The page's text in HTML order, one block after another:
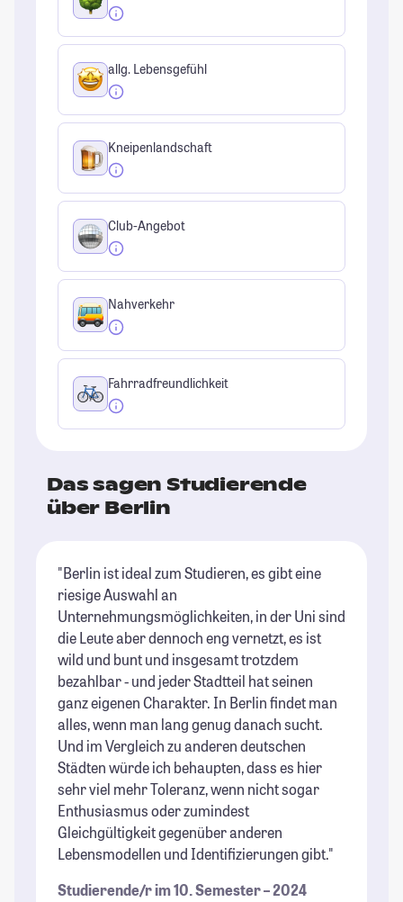
allg. Lebensgefühl
Kneipenlandschaft
Club-Angebot
Nahverkehr
Fahrradfreundlichkeit
Das sagen Studierende
über Berlin
"Berlin ist ideal zum Studieren, es gibt eine
riesige Auswahl an
Unternehmungsmöglichkeiten, in der Uni sind
die Leute aber dennoch eng vernetzt, es ist
wild und bunt und insgesamt trotzdem
bezahlbar - und jeder Stadtteil hat seinen
ganz eigenen Charakter. In Berlin findet man
alles, wenn man lang genug danach sucht.
Und im Vergleich zu anderen deutschen
Städten würde ich behaupten, dass es hier
sehr viel mehr Toleranz, wenn nicht sogar
Enthusiasmus oder zumindest
Gleichgültigkeit gegenüber anderen
Lebensmodellen und Identifizierungen gibt."
Studierende/r im 10. Semester – 2024